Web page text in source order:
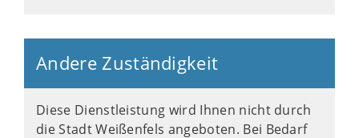
Andere Zuständigkeit
Diese Dienstleistung wird Ihnen nicht durch
die Stadt Weißenfels angeboten. Bei Bedarf